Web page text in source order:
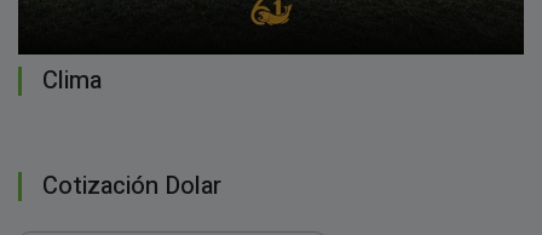
Clima
Cotización Dolar